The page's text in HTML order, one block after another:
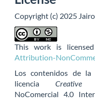
Copyright (c) 2025
This work is
Attribution-
Los contenidos de
licencia Creative
NoComercial 4.0